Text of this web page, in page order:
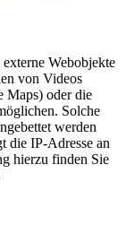
Webobjekte
von Videos
Maps) oder die
Solche
werden
die IP-Adresse an
hierzu finden Sie